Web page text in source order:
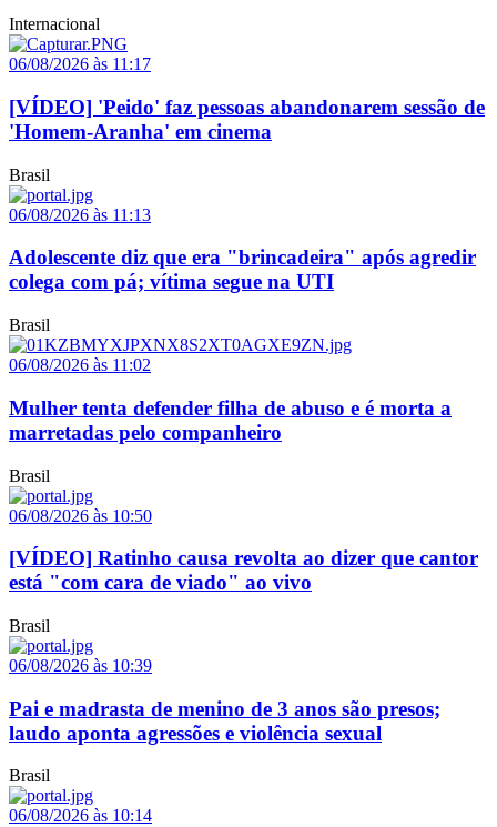
Internacional
06/08/2026 às 11:17
[VÍDEO] 'Peido' faz pessoas abandonarem sessão de
'Homem-Aranha' em cinema
Brasil
06/08/2026 às 11:13
Adolescente diz que era "brincadeira" após agredir
colega com pá; vítima segue na UTI
Brasil
06/08/2026 às 11:02
Mulher tenta defender filha de abuso e é morta a
marretadas pelo companheiro
Brasil
06/08/2026 às 10:50
[VÍDEO] Ratinho causa revolta ao dizer que cantor
está "com cara de viado" ao vivo
Brasil
06/08/2026 às 10:39
Pai e madrasta de menino de 3 anos são presos;
laudo aponta agressões e violência sexual
Brasil
06/08/2026 às 10:14